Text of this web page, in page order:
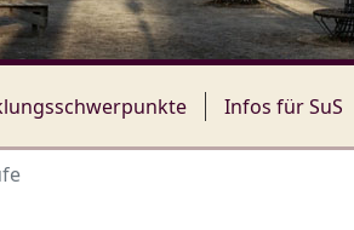
Infos für SuS